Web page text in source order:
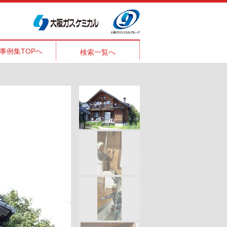
例集TOPへ 検索一覧へ